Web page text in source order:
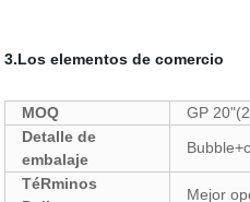
3.Los elementos de comercio
MOQ
GP
Detalle de
embalaje
TéRminos
Mejor